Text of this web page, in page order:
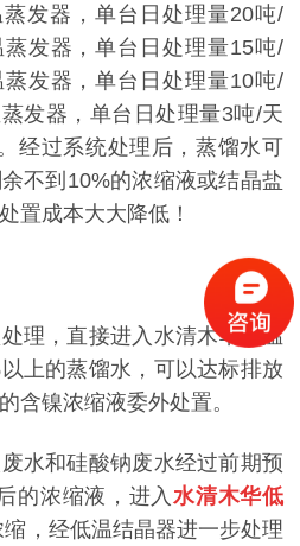
发器，单台日处理量20吨/
发器，单台日处理量15吨/
发器，单台日处理量10吨/
发器，单台日处理量3吨/天
经过系统处理后，蒸馏水可
不到10%的浓缩液或结晶盐
置成本大大降低！
理，直接进入水清木华低温
上的蒸馏水，可以达标排放
含镍浓缩液委外处置。
水和硅酸钠废水经过前期预
的浓缩液，进入水清木华低
，经低温结晶器进一步处理